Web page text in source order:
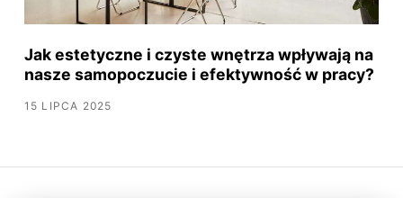
Jak estetyczne i czyste wnętrza wpływają na
nasze samopoczucie i efektywność w pracy?
15 LIPCA 2025